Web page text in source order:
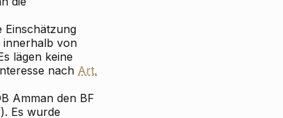
Einschätzung
innerhalb von
lägen keine
nach Art.
Amman den BF
Es wurde